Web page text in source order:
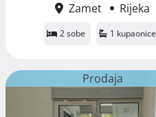
Zamet
Rijeka
2 sobe 1 kupaonice
Prodaja